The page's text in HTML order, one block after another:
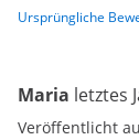
Ursprüngliche
Maria letztes
Veröffentlicht